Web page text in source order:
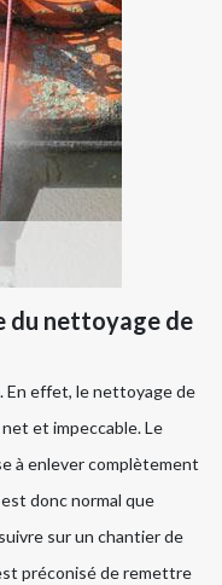
du nettoyage de
En effet, le nettoyage de
et impeccable. Le
à enlever complètement
donc normal que
sur un chantier de
préconisé de remettre